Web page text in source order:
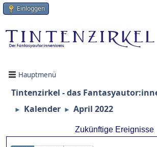
Einloggen
Hauptmenü
Tintenzirkel - das
► Kalender ► April 2022
Zukünftige Ereignisse